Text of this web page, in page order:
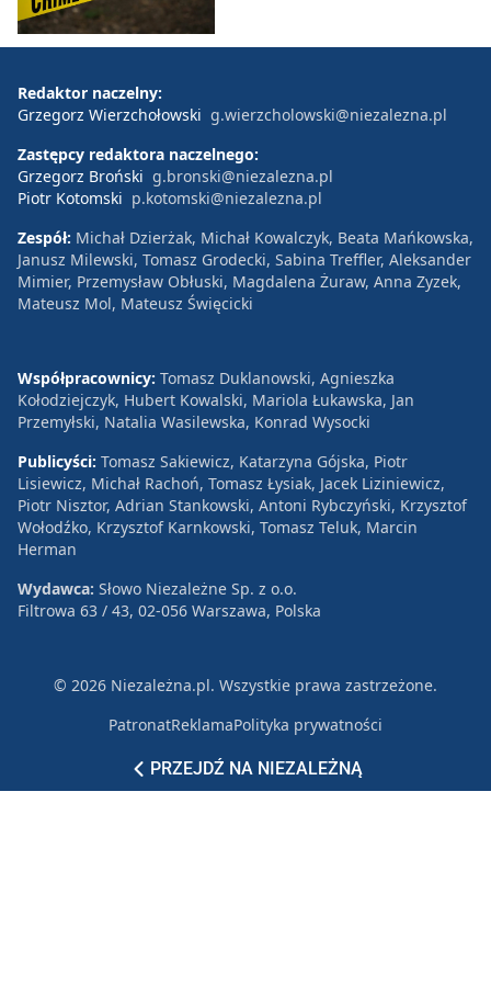
PRZEJDŹ NA NIEZALEŻNĄ
Redaktor naczelny:
Grzegorz Wierzchołowski g.wierzcholowski@niezalezna.pl
Zastępcy redaktora naczelnego:
Grzegorz Broński g.bronski@niezalezna.pl
Piotr Kotomski p.kotomski@niezalezna.pl
Zespół: Michał Dzierżak, Michał Kowalczyk, Beata Mańkowska,
Janusz Milewski, Tomasz Grodecki, Sabina Treffler, Aleksander
Mimier, Przemysław Obłuski, Magdalena Żuraw, Anna Zyzek,
Mateusz Mol, Mateusz Święcicki
Współpracownicy: Tomasz Duklanowski, Agnieszka
Kołodziejczyk, Hubert Kowalski, Mariola Łukawska, Jan
Przemyłski, Natalia Wasilewska, Konrad Wysocki
Publicyści: Tomasz Sakiewicz, Katarzyna Gójska, Piotr
Lisiewicz, Michał Rachoń, Tomasz Łysiak, Jacek Liziniewicz,
Piotr Nisztor, Adrian Stankowski, Antoni Rybczyński, Krzysztof
Wołodźko, Krzysztof Karnkowski, Tomasz Teluk, Marcin
Herman
Wydawca: Słowo Niezależne Sp. z o.o.
Filtrowa 63 / 43, 02-056 Warszawa, Polska
© 2026 Niezależna.pl. Wszystkie prawa zastrzeżone.
PatronatReklamaPolityka prywatności